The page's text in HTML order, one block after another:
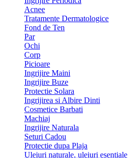
Acnee
Tratamente Dermatologice
Fond de Ten
Par
Ochi
Corp
Picioare
Ingrijire Maini
Ingrijire Buze
Protectie Solara
Ingrijirea si Albire Dinti
Cosmetice Barbati
Machiaj
Ingrijire Naturala
Seturi Cadou
Protectie dupa Plaja
Uleiuri naturale, uleiuri esentiale